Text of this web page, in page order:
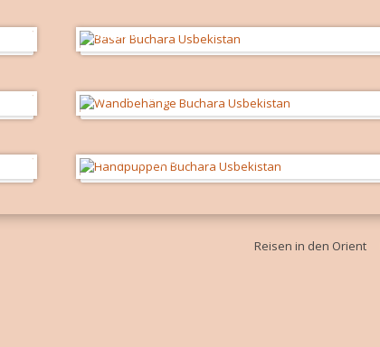
im Basar
Wandbehänge
Theaterpuppen
Reisen in den Orient